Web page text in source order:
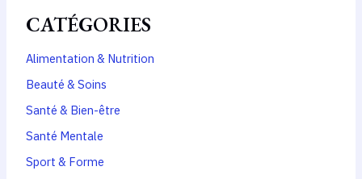
CATÉGORIES
Alimentation & Nutrition
Beauté & Soins
Santé & Bien-être
Santé Mentale
Sport & Forme